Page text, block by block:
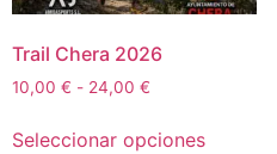
Trail Chera 2026
10,00 € - 24,00 €
Seleccionar opciones